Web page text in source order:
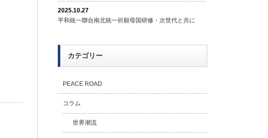
2025.10.27
平和統一聯合南北統一祈願母国研修・次世代と共に
カテゴリー
PEACE ROAD
コラム
世界潮流